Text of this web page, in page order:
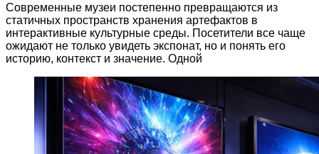
Современные музеи постепенно превращаются из
статичных пространств хранения артефактов в
интерактивные культурные среды. Посетители все чаще
ожидают не только увидеть экспонат, но и понять его
историю, контекст и значение. Одной